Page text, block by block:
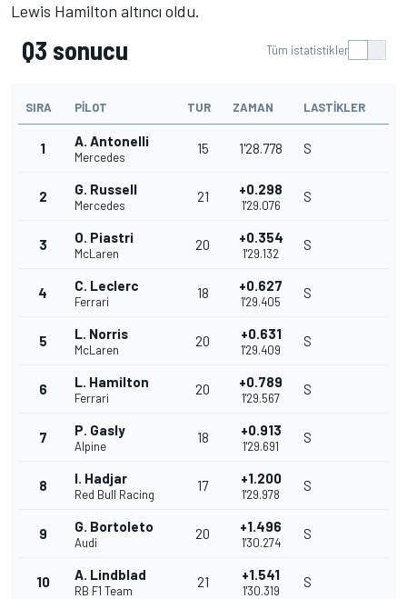
Lewis Hamilton altıncı oldu.
Q3 sonucu Tüm istatistikler
SIRA PILOT TUR ZAMAN LASTIKLER
1 A. Antonelli
Mercedes
15 1'28.778 S
2 G. Russell
Mercedes
21 +0.298
1'29.076
S
3 O. Piastri
McLaren
20 +0.354
1'29.132
S
4 C. Leclerc
Ferrari
18 +0.627
1'29.405
S
5 L. Norris
McLaren
20 +0.631
1'29.409
S
6 L. Hamilton
Ferrari
20 +0.789
1'29.567
S
7 P. Gasly
Alpine
18 +0.913
1'29.691
S
8 I. Hadjar
Red Bull Racing
17 +1.200
1'29.978
S
9 G. Bortoleto
Audi
20 +1.496
1'30.274
S
10 A. Lindblad
RB F1 Team
21 +1.541
1'30.319
S